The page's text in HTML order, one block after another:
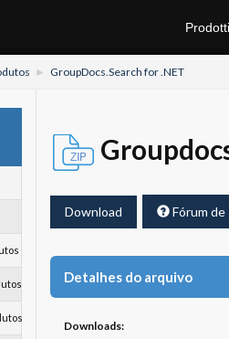
Prodotti
GroupDocs.Search for .NET
Download Fórum
Detalhes do arquivo
Downloads: